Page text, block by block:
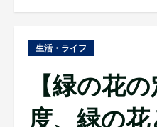
生活・ライフ
【緑の花
度、緑の